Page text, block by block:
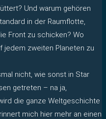
Und warum gehören
in der Raumflotte,
Front zu schicken? Wo
jedem zweiten Planeten zu
nicht, wie sonst in Star
getreten – na ja,
die ganze Weltgeschichte
mich hier mehr an einen